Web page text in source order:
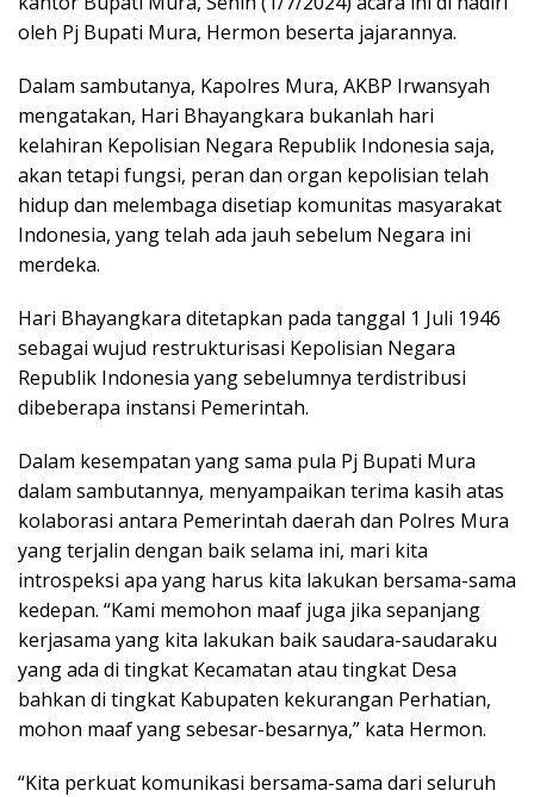
oleh Pj Bupati Mura, Hermon beserta jajarannya.
Dalam sambutanya, Kapolres Mura, AKBP Irwansyah
mengatakan, Hari Bhayangkara bukanlah hari
kelahiran Kepolisian Negara Republik Indonesia saja,
akan tetapi fungsi, peran dan organ kepolisian telah
hidup dan melembaga disetiap komunitas masyarakat
Indonesia, yang telah ada jauh sebelum Negara ini
merdeka.
Hari Bhayangkara ditetapkan pada tanggal 1 Juli 1946
sebagai wujud restrukturisasi Kepolisian Negara
Republik Indonesia yang sebelumnya terdistribusi
dibeberapa instansi Pemerintah.
Dalam kesempatan yang sama pula Pj Bupati Mura
dalam sambutannya, menyampaikan terima kasih atas
kolaborasi antara Pemerintah daerah dan Polres Mura
yang terjalin dengan baik selama ini, mari kita
introspeksi apa yang harus kita lakukan bersama-sama
kedepan. “Kami memohon maaf juga jika sepanjang
kerjasama yang kita lakukan baik saudara-saudaraku
yang ada di tingkat Kecamatan atau tingkat Desa
bahkan di tingkat Kabupaten kekurangan Perhatian,
mohon maaf yang sebesar-besarnya,” kata Hermon.
“Kita perkuat komunikasi bersama-sama dari seluruh